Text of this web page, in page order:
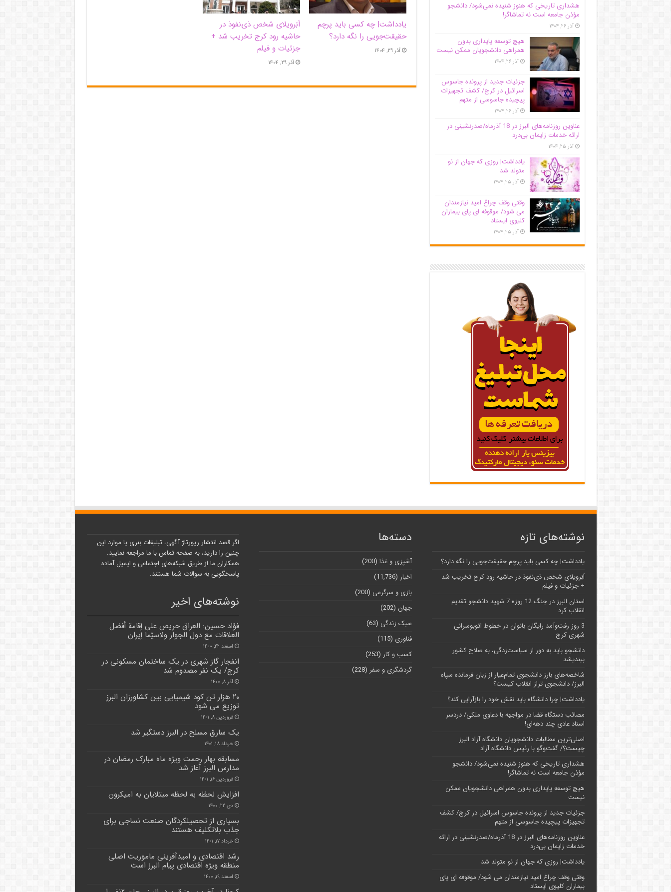
یادداشت| ‌چه کسی باید پرچم
حقیقت‌جویی را نگه دارد؟
آذر ۲۹, ۱۴۰۴
اَبَر‌ویلای شخص ذی‌نفوذ در
حاشیه‌ رود کرج تخریب شد +
جزئیات و فیلم
آذر ۲۹, ۱۴۰۴
هشداری تاریخی که هنوز شنیده نمی‌شود/ دانشجو
مؤذن جامعه است نه تماشاگر!
آذر ۲۶, ۱۴۰۴
هیچ توسعه پایداری بدون
همراهی دانشجویان ممکن نیست
آذر ۲۶, ۱۴۰۴
جزئیات جدید از پرونده جاسوس
اسرائیل در کرج/‌ کشف تجهیزات
پیچیده جاسوسی از متهم
آذر ۲۶, ۱۴۰۴
عناوین روزنامه‌های البرز در ‌18 آذرماه/صدرنشینی در
ارائه خدمات زایمان بی‌درد
آذر ۲۵, ۱۴۰۴
یادداشت| روزی که جهان از نو
متولد شد
آذر ۲۵, ۱۴۰۴
وقتی وقف چراغ امید نیازمندان
می شود/ موقوفه ای پای بیماران
کلیوی ایستاد
آذر ۲۵, ۱۴۰۴
نوشته‌های تازه
یادداشت| ‌چه کسی باید پرچم حقیقت‌جویی را نگه دارد؟
اَبَر‌ویلای شخص ذی‌نفوذ در حاشیه‌ رود کرج تخریب شد
+ جزئیات و فیلم
استان البرز در جنگ 12 روزه 7 شهید دانشجو تقدیم
انقلاب کرد
3 روز رفت‌وآمد رایگان بانوان در خطوط اتوبوسرانی
شهری کرج
دانشجو باید به دور از سیاست‌زدگی، به صلاح کشور
بیندیشد
شاخصه‌های بارز دانشجوی تمام‌عیار از زبان فرمانده سپاه
البرز/ دانشجوی تراز انقلاب کیست؟
یادداشت| چرا دانشگاه باید نقش خود را بازآرایی کند؟
مصائب دستگاه قضا در مواجهه با دعاوی ملکی/ دردسر
اسناد عادی چند‌ دهه‌ای!
اصلی‌ترین مطالبات دانشجویان دانشگاه آزاد البرز
چیست؟/ گفت‌وگو با رئیس دانشگاه آز‌اد
هشداری تاریخی که هنوز شنیده نمی‌شود/ دانشجو
مؤذن جامعه است نه تماشاگر!
هیچ توسعه پایداری بدون همراهی دانشجویان ممکن
نیست
جزئیات جدید از پرونده جاسوس اسرائیل در کرج/‌ کشف
تجهیزات پیچیده جاسوسی از متهم
عناوین روزنامه‌های البرز در ‌18 آذرماه/صدرنشینی در ارائه
خدمات زایمان بی‌درد
یادداشت| روزی که جهان از نو متولد شد
وقتی وقف چراغ امید نیازمندان می شود/ موقوفه ای پای
بیماران کلیوی ایستاد
دسته‌ها
آشپزی و غذا (200)
اخبار (11,736)
بازی و سرگرمی (200)
جهان (202)
سبک زندگی (63)
فناوری (115)
کسب و کار (253)
گردشگری و سفر (228)
اگر قصد انتشار رپورتاژ آگهی، تبلیغات بنری یا موارد این
چنین را دارید، به صفحه تماس با ما مراجعه نمایید.
همکاران ما از طریق شبکه‌های اجتماعی و ایمیل آماده
پاسخگویی به سوالات شما هستند.
نوشته‌های اخیر
فؤاد حسين: العراق حريص على إقامة أفضل
العلاقات مع دول الجوار ولاسيّما إيران
اسفند ۲۲, ۱۴۰۰
انفجار گاز شهری در یک ساختمان مسکونی در
کرج/ یک نفر مصدوم شد
آذر ۸, ۱۴۰۰
۲۰ هزار تن کود شیمیایی بین کشاورزان البرز
توزیع می شود
فروردین ۸, ۱۴۰۱
یک سارق مسلح در البرز دستگیر شد
خرداد ۱۸, ۱۴۰۱
مسابقه بهار رحمت ویژه ماه مبارک رمضان در
مدارس البرز آغاز شد
فروردین ۱۶, ۱۴۰۱
افزایش لحظه به لحظه مبتلایان به امیکرون
دی ۲۲, ۱۴۰۰
بسیاری از تحصیلکردگان صنعت نساجی برای
جذب بلاتکلیف هستند
خرداد ۱۷, ۱۴۰۱
رشد اقتصادی و امیدآفرینی ماموریت اصلی
منطقه ویژه اقتصادی پیام البرز است
اسفند ۱۹, ۱۴۰۰